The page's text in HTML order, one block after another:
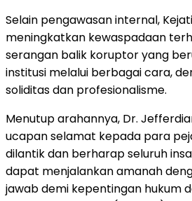
Selain pengawasan internal,
meningkatkan kewaspadaan
serangan balik koruptor yang
institusi melalui berbagai cara,
soliditas dan profesionalisme.
Menutup arahannya, Dr.
ucapan selamat kepada para
dilantik dan berharap seluruh
dapat menjalankan amanah
jawab demi kepentingan hukum